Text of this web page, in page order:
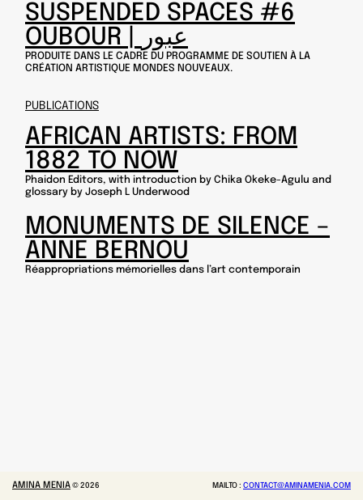
SUSPENDED SPACES #6
OUBOUR | عبور
PRODUITE DANS LE CADRE DU PROGRAMME DE SOUTIEN À LA
CRÉATION ARTISTIQUE MONDES NOUVEAUX.
PUBLICATIONS
AFRICAN ARTISTS: FROM
1882 TO NOW
Phaidon Editors, with introduction by Chika Okeke-Agulu and
glossary by Joseph L Underwood
MONUMENTS DE SILENCE –
ANNE BERNOU
Réappropriations mémorielles dans l’art contemporain
AMINA MENIA © 2026 MAILTO : CONTACT@AMINAMENIA.COM